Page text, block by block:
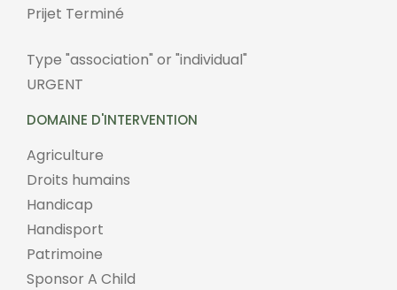
Prijet Terminé
Type "association" or "individual"
URGENT
DOMAINE D'INTERVENTION
Agriculture
Droits humains
Handicap
Handisport
Patrimoine
Sponsor A Child